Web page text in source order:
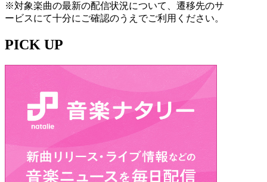
※対象楽曲の最新の配信状況について、遷移先のサ
ービスにて十分にご確認のうえでご利用ください。
PICK UP